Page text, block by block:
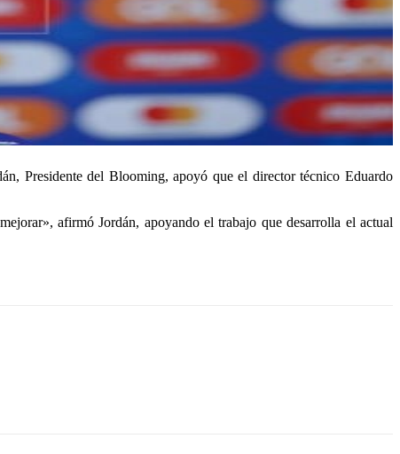
Presidente del Blooming, apoyó que el director técnico Eduardo
afirmó Jordán, apoyando el trabajo que desarrolla el actual